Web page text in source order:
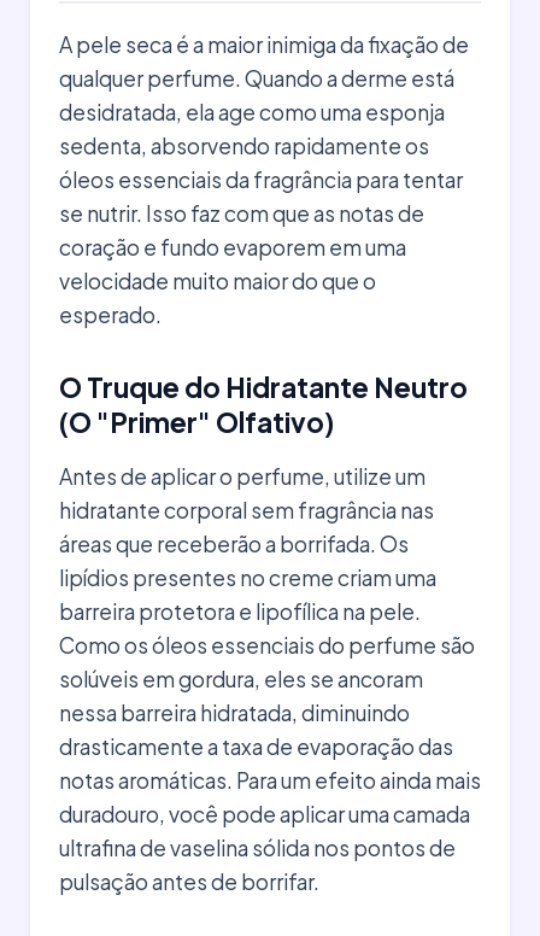
A pele seca é a maior inimiga da fixação de
qualquer perfume. Quando a derme está
desidratada, ela age como uma esponja
sedenta, absorvendo rapidamente os
óleos essenciais da fragrância para tentar
se nutrir. Isso faz com que as notas de
coração e fundo evaporem em uma
velocidade muito maior do que o
esperado.
O Truque do Hidratante Neutro
(O "Primer" Olfativo)
Antes de aplicar o perfume, utilize um
hidratante corporal sem fragrância nas
áreas que receberão a borrifada. Os
lipídios presentes no creme criam uma
barreira protetora e lipofílica na pele.
Como os óleos essenciais do perfume são
solúveis em gordura, eles se ancoram
nessa barreira hidratada, diminuindo
drasticamente a taxa de evaporação das
notas aromáticas. Para um efeito ainda mais
duradouro, você pode aplicar uma camada
ultrafina de vaselina sólida nos pontos de
pulsação antes de borrifar.